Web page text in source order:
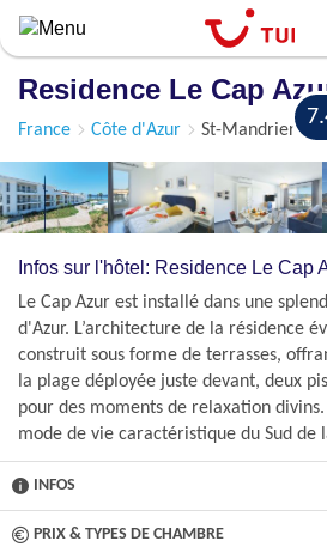
Aller
au
principal
Residence Le Cap
France Côte d'Azur St-Mandrier
Infos sur l'hôtel: Residence Le Cap
Le Cap Azur est installé dans une
d'Azur. L’architecture de la résidence
construit sous forme de terrasses,
la plage déployée juste devant, deux
pour des moments de relaxation
mode de vie caractéristique du Sud de
INFOS
PRIX & TYPES DE CHAMBRE